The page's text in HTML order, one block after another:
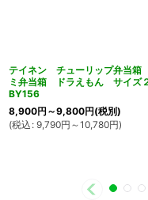
テイネン チューリップ弁当
ミ弁当箱 ドラえもん サイズ
BY156
8,900円 ～9,800円(税別)
(税込 : 9,790円 ～10,780円)